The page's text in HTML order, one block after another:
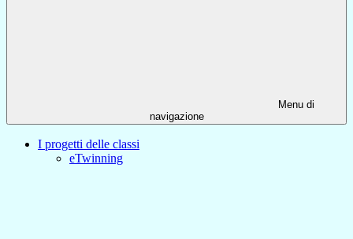
Menu di
navigazione
I progetti delle classi
eTwinning